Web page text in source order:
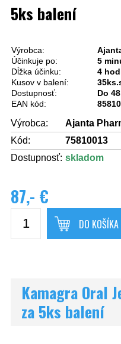
5ks balení
Výrobca:
Účinkuje po:
5
Dĺžka účinku:
4
Kusov v balení:
Dostupnosť:
Do
EAN kód:
Výrobca:
Ajanta
Kód:
75810013
Dostupnosť: skladom
87,- €
DO KOŠÍKA
Kamagra Oral
za 5ks balení